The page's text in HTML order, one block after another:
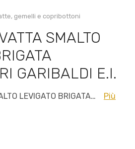
gemelli e copribottoni
SMALTO
GARIBALDI E.I.
LEVIGATO BRIGATA…
Più